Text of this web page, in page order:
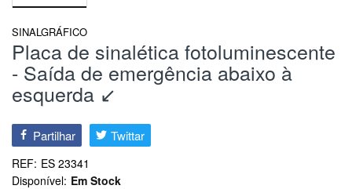
SINALGRÁFICO
Placa de sinalética fotoluminescente
- Saída de emergência abaixo à
esquerda ↙
Partilhar Twittar
REF: ES 23341
Disponível: Em Stock